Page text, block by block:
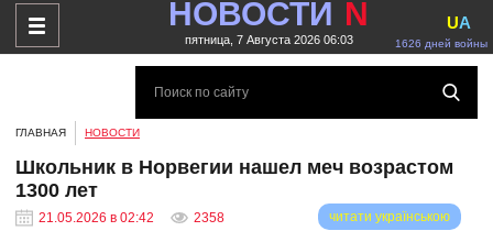
НОВОСТИ N
пятница, 7 Августа 2026 06:03 1626 дней войны
UA
ГЛАВНАЯ НОВОСТИ
Школьник в Норвегии нашел меч возрастом
1300 лет
21.05.2026 в 02:42 2358
читати українською